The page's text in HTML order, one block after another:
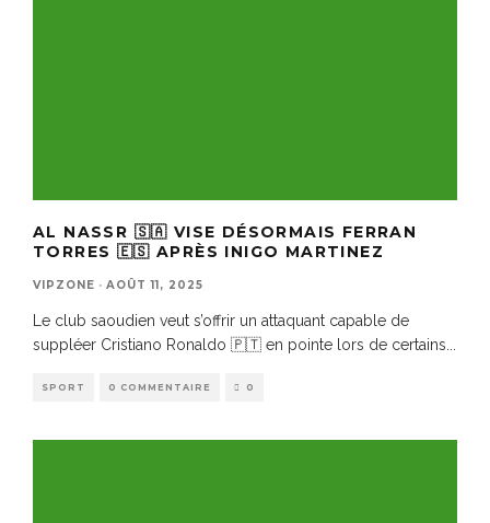
AL NASSR 🇸🇦 VISE DÉSORMAIS FERRAN
TORRES 🇪🇸 APRÈS INIGO MARTINEZ
VIPZONE · AOÛT 11, 2025
Le club saoudien veut s’offrir un attaquant capable de
suppléer Cristiano Ronaldo 🇵🇹 en pointe lors de certains
SPORT 0 COMMENTAIRE 0